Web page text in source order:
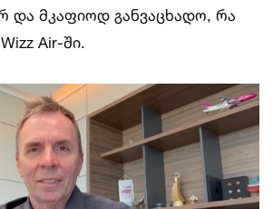
და მკაფიოდ განვაცხადო, რა
Air-ში.